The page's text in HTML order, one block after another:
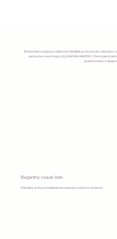
Tehotenské a dojčiace oblečenie Mini&Me je navrhnuté s
zachováva neochvejný štýl ANDREA MARTINY. Premyslené
praktickosťou a
Elegantný casual look
Pohodlný strih pre každodenné nosenie s rastúcim bruškom.